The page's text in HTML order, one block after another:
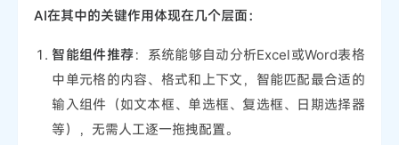
AI在其中的关键作用体现在几个层面：
智能组件推荐：系统能够自动分析Excel或Word表格
中单元格的内容、格式和上下文，智能匹配最合适的
输入组件（如文本框、单选框、复选框、日期选择器
等），无需人工逐一拖拽配置。